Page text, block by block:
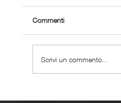
Commenti
Scrivi un commento...